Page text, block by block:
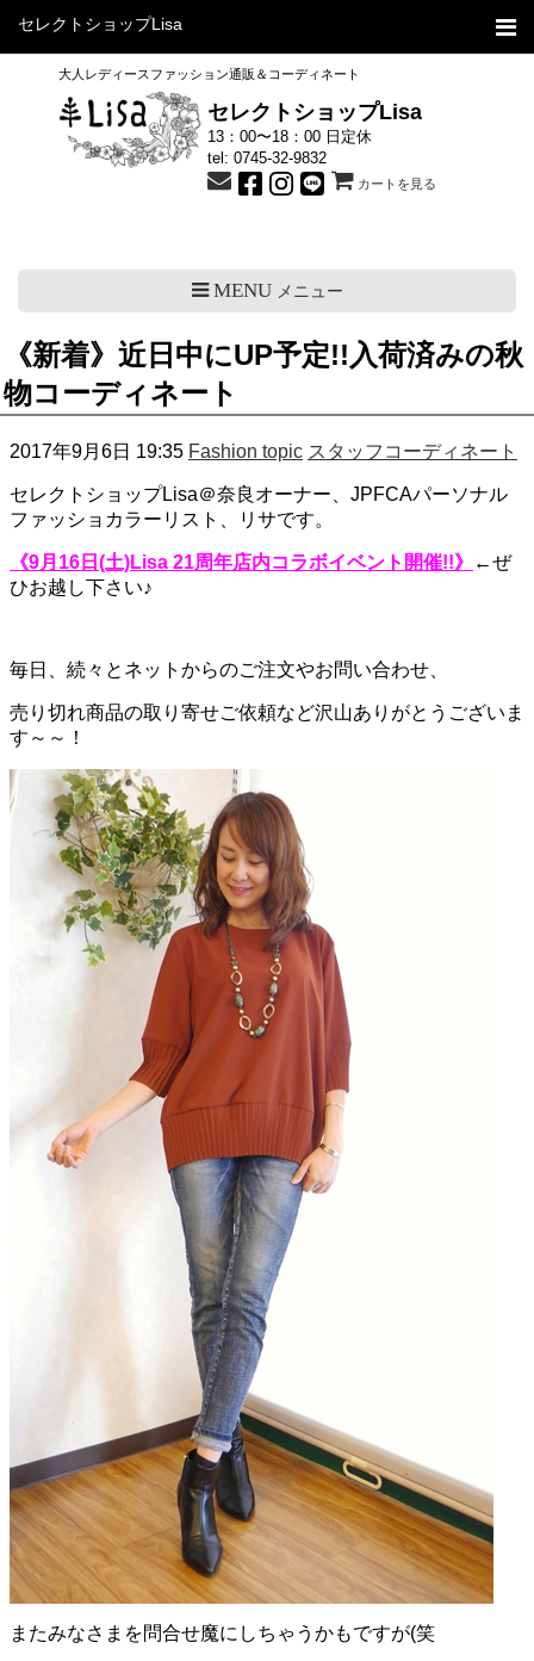
セレクトショップLisa
大人レディースファッション通販＆コーディネート
セレクトショップLisa
13：00〜18：00 日定休
tel: 0745-32-9832
カートを見る
MENUメニュー
《新着》近日中にUP予定!!入荷済みの秋
物コーディネート
2017年9月6日 19:35 Fashion topic スタッフコーディネート
セレクトショップLisa＠奈良オーナー、JPFCAパーソナル
ファッショカラーリスト、リサです。
《9月16日(土)Lisa 21周年店内コラボイベント開催!!》
←ぜ
ひお越し下さい♪
毎日、続々とネットからのご注文やお問い合わせ、
売り切れ商品の取り寄せご依頼など沢山ありがとうございま
す～～！
またみなさまを問合せ魔にしちゃうかもですが(笑